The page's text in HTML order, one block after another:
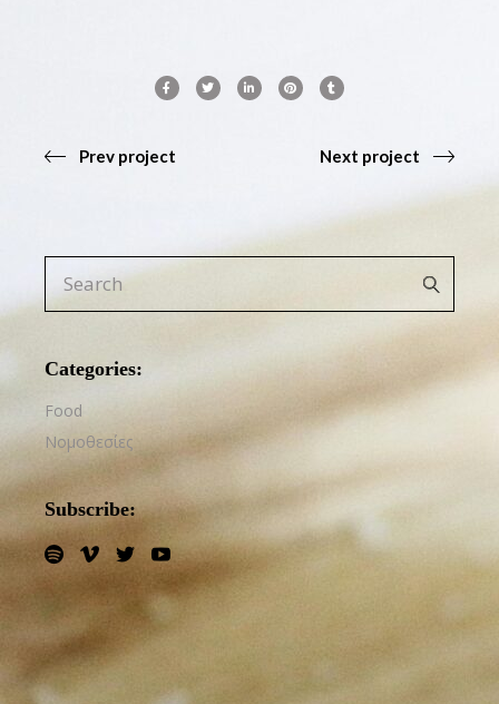
Prev project Next project
Search
for:
Categories:
Food
Νομοθεσίες
Subscribe: